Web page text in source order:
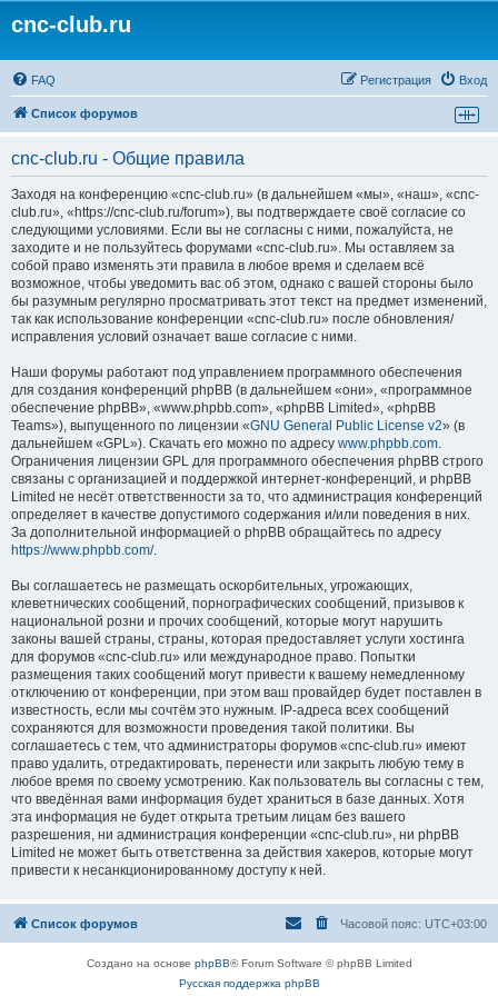
cnc-club.ru
FAQ Вход
Регистрация
Список форумов
cnc-club.ru - Общие правила
Заходя на конференцию «cnc-club.ru» (в дальнейшем «мы», «наш», «cnc-
club.ru», «https://cnc-club.ru/forum»), вы подтверждаете своё согласие со
следующими условиями. Если вы не согласны с ними, пожалуйста, не
заходите и не пользуйтесь форумами «cnc-club.ru». Мы оставляем за
собой право изменять эти правила в любое время и сделаем всё
возможное, чтобы уведомить вас об этом, однако с вашей стороны было
бы разумным регулярно просматривать этот текст на предмет изменений,
так как использование конференции «cnc-club.ru» после обновления/
исправления условий означает ваше согласие с ними.
Наши форумы работают под управлением программного обеспечения
для создания конференций phpBB (в дальнейшем «они», «программное
обеспечение phpBB», «www.phpbb.com», «phpBB Limited», «phpBB
Teams»), выпущенного по лицензии «GNU General Public License v2» (в
дальнейшем «GPL»). Скачать его можно по адресу www.phpbb.com.
Ограничения лицензии GPL для программного обеспечения phpBB строго
связаны с организацией и поддержкой интернет-конференций, и phpBB
Limited не несёт ответственности за то, что администрация конференций
определяет в качестве допустимого содержания и/или поведения в них.
За дополнительной информацией о phpBB обращайтесь по адресу
https://www.phpbb.com/.
Вы соглашаетесь не размещать оскорбительных, угрожающих,
клеветнических сообщений, порнографических сообщений, призывов к
национальной розни и прочих сообщений, которые могут нарушить
законы вашей страны, страны, которая предоставляет услуги хостинга
для форумов «cnc-club.ru» или международное право. Попытки
размещения таких сообщений могут привести к вашему немедленному
отключению от конференции, при этом ваш провайдер будет поставлен в
известность, если мы сочтём это нужным. IP-адреса всех сообщений
сохраняются для возможности проведения такой политики. Вы
соглашаетесь с тем, что администраторы форумов «cnc-club.ru» имеют
право удалить, отредактировать, перенести или закрыть любую тему в
любое время по своему усмотрению. Как пользователь вы согласны с тем,
что введённая вами информация будет храниться в базе данных. Хотя
эта информация не будет открыта третьим лицам без вашего
разрешения, ни администрация конференции «cnc-club.ru», ни phpBB
Limited не может быть ответственна за действия хакеров, которые могут
привести к несанкционированному доступу к ней.
Список форумов Часовой пояс: UTC+03:00
Создано на основе phpBB® Forum Software © phpBB Limited
Русская поддержка phpBB